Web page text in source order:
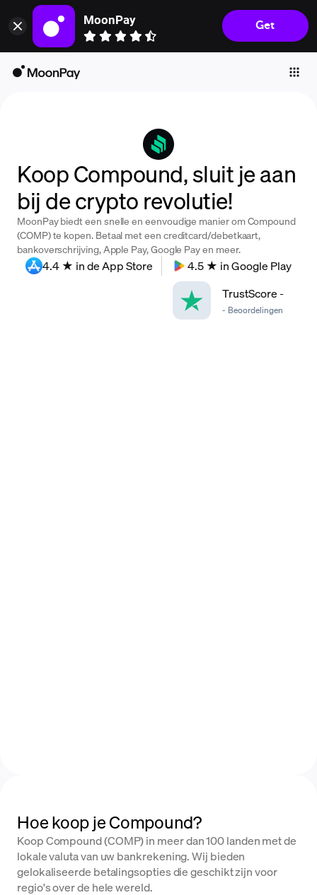
MoonPay
Get
Individuals
Company
Crypto Prices
Learn
Support
Koop Compound, sluit je aan
bij de crypto revolutie!
MoonPay biedt een snelle en eenvoudige manier om Compound
(COMP) te kopen. Betaal met een creditcard/debetkaart,
bankoverschrijving, Apple Pay, Google Pay en meer.
4.4 ★ in de App Store
4.5 ★ in Google Play
TrustScore-
- Beoordelingen
Hoe koop je Compound?
Koop Compound (COMP) in meer dan 100 landen met de
lokale valuta van uw bankrekening. Wij bieden
gelokaliseerde betalingsopties die geschikt zijn voor
regio's over de hele wereld.